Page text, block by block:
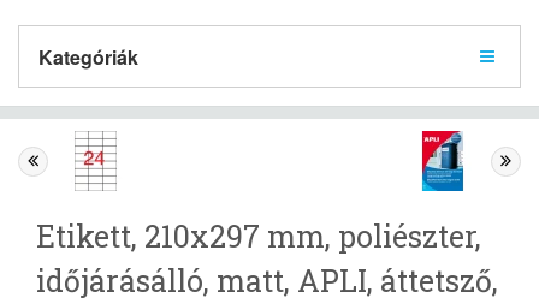
Kategóriák
Etikett, 210x297 mm, poliészter,
időjárásálló, matt, APLI, áttetsző,